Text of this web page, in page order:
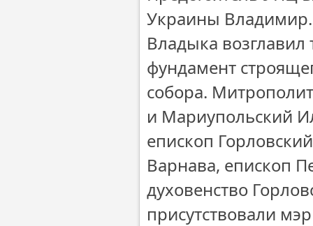
Украины
Владыка
фундамент
собора.
и Мариупольский
епископ
Варнава, епископ
духовенство
присутствовали